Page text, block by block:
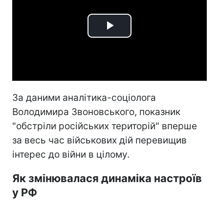
Play
За даними аналітика-соціолога
Володимира Звоновського, показник
"обстріли російських територій" вперше
за весь час військових дій перевищив
інтерес до війни в цілому.
Як змінювалася динаміка настроїв
у РФ